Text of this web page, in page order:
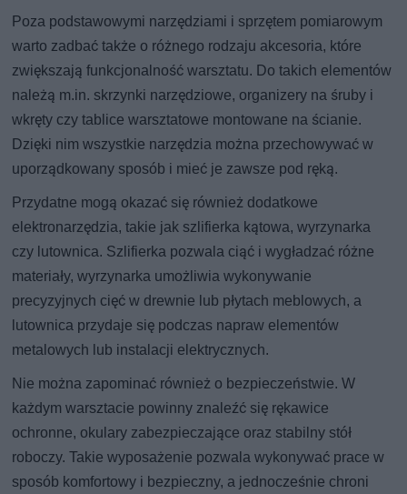
Poza podstawowymi narzędziami i sprzętem pomiarowym
warto zadbać także o różnego rodzaju akcesoria, które
zwiększają funkcjonalność warsztatu. Do takich elementów
należą m.in. skrzynki narzędziowe, organizery na śruby i
wkręty czy tablice warsztatowe montowane na ścianie.
Dzięki nim wszystkie narzędzia można przechowywać w
uporządkowany sposób i mieć je zawsze pod ręką.
Przydatne mogą okazać się również dodatkowe
elektronarzędzia, takie jak szlifierka kątowa, wyrzynarka
czy lutownica. Szlifierka pozwala ciąć i wygładzać różne
materiały, wyrzynarka umożliwia wykonywanie
precyzyjnych cięć w drewnie lub płytach meblowych, a
lutownica przydaje się podczas napraw elementów
metalowych lub instalacji elektrycznych.
Nie można zapominać również o bezpieczeństwie. W
każdym warsztacie powinny znaleźć się rękawice
ochronne, okulary zabezpieczające oraz stabilny stół
roboczy. Takie wyposażenie pozwala wykonywać prace w
sposób komfortowy i bezpieczny, a jednocześnie chroni